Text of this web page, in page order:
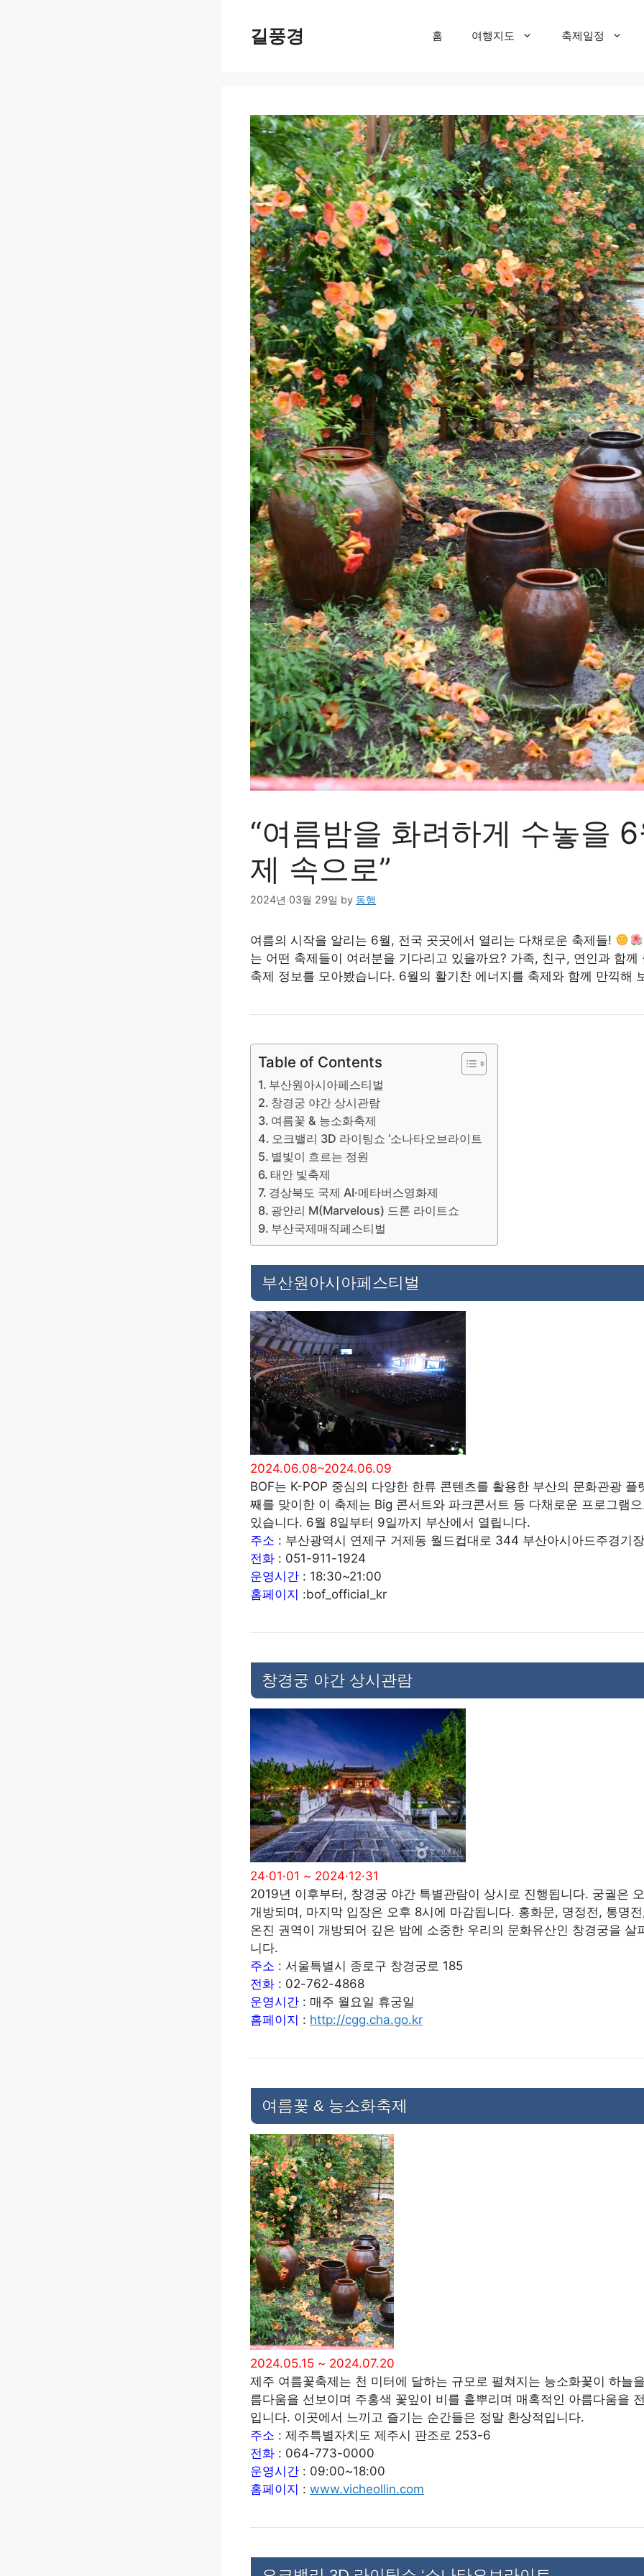
길풍경 홈 여행지도 축제일정
“여름밤을 화려하게 수놓을
제 속으로”
2024년 03월 29일 by 동행
여름의 시작을 알리는 6월, 전국 곳곳에서 열리는 다채로운 축제들!
는 어떤 축제들이 여러분을 기다리고 있을까요? 가족, 친구, 연인과 함께
축제 정보를 모아봤습니다. 6월의 활기찬 에너지를 축제와 함께 만끽해
Table of Contents
부산원아시아페스티벌
창경궁 야간 상시관람
여름꽃 & 능소화축제
오크밸리 3D 라이팅쇼 ‘소나타오브라이트
별빛이 흐르는 정원
태안 빛축제
경상북도 국제 AI·메타버스영화제
광안리 M(Marvelous) 드론 라이트쇼
부산국제매직페스티벌
부산원아시아페스티벌
2024.06.08~2024.06.09
BOF는 K-POP 중심의 다양한 한류 콘텐츠를 활용한 부산의 문화관광 플
째를 맞이한 이 축제는 Big 콘서트와 파크콘서트 등 다채로운 프로그램
있습니다. 6월 8일부터 9일까지 부산에서 열립니다.
주소 : 부산광역시 연제구 거제동 월드컵대로 344 부산아시아드주경기장
전화 : 051-911-1924
운영시간 : 18:30~21:00
홈페이지 :bof_official_kr
창경궁 야간 상시관람
24·01·01 ~ 2024·12·31
2019년 이후부터, 창경궁 야간 특별관람이 상시로 진행됩니다. 궁궐은
개방되며, 마지막 입장은 오후 8시에 마감됩니다. 홍화문, 명정전, 통명
온진 권역이 개방되어 깊은 밤에 소중한 우리의 문화유산인 창경궁을 살
니다.
주소 : 서울특별시 종로구 창경궁로 185
전화 : 02-762-4868
운영시간 : 매주 월요일 휴궁일
홈페이지 : http://cgg.cha.go.kr
여름꽃 & 능소화축제
2024.05.15 ~ 2024.07.20
제주 여름꽃축제는 천 미터에 달하는 규모로 펼쳐지는 능소화꽃이 하늘
름다움을 선보이며 주홍색 꽃잎이 비를 흩뿌리며 매혹적인 아름다움을
입니다. 이곳에서 느끼고 즐기는 순간들은 정말 환상적입니다.
주소 : 제주특별자치도 제주시 판조로 253-6
전화 : 064-773-0000
운영시간 : 09:00~18:00
홈페이지 : www.vicheollin.com